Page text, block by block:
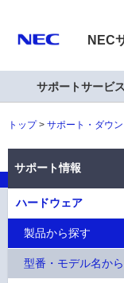
NEC
サポートサービ
トップ サポート・ダウ
サポート情報
ハードウェア
製品から探す
型番・モデル名か